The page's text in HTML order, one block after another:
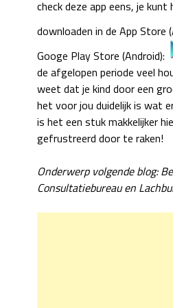
check deze app eens, je
downloaden in de App Store
Googe Play Store (Android):
de afgelopen periode veel
weet dat je kind door een
het voor jou duidelijk is wat
is het een stuk makkelijker
gefrustreerd door te raken!
Onderwerp volgende blog:
Consultatiebureau en